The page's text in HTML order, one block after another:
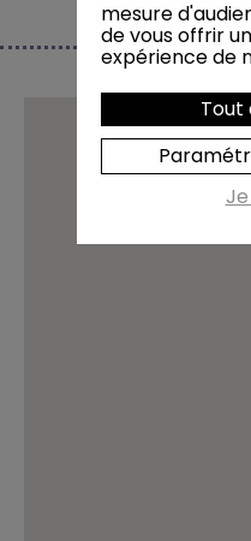
mesure
de vous offrir
expérience de